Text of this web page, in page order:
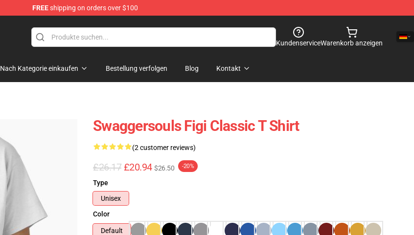
FREEshipping on orders over $100
KundenserviceWarenkorb anzeigen
Nach Kategorie einkaufen Bestellung verfolgen Blog Kontakt
Swaggersouls Figi Classic T Shirt
(2 customer reviews)
£26.17 £20.94 $26.50 -20%
Type
Unisex
Color
Default